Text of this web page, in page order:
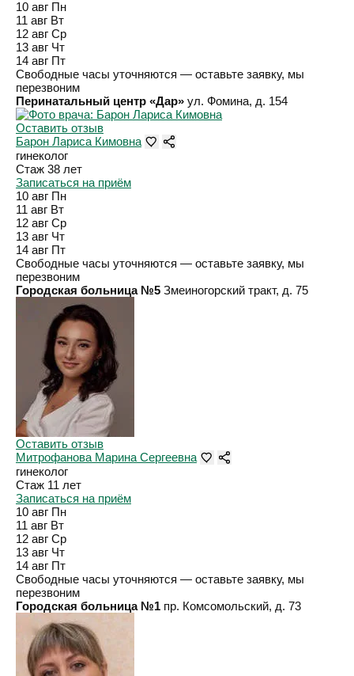
10 авг Пн
11 авг Вт
12 авг Ср
13 авг Чт
14 авг Пт
Свободные часы уточняются — оставьте заявку, мы
перезвоним
Перинатальный центр «Дар» ул. Фомина, д. 154
Оставить отзыв
Барон Лариса Кимовна
гинеколог
Стаж 38 лет
Записаться на приём
10 авг Пн
11 авг Вт
12 авг Ср
13 авг Чт
14 авг Пт
Свободные часы уточняются — оставьте заявку, мы
перезвоним
Городская больница №5 Змеиногорский тракт, д. 75
Оставить отзыв
Митрофанова Марина Сергеевна
гинеколог
Стаж 11 лет
Записаться на приём
10 авг Пн
11 авг Вт
12 авг Ср
13 авг Чт
14 авг Пт
Свободные часы уточняются — оставьте заявку, мы
перезвоним
Городская больница №1 пр. Комсомольский, д. 73